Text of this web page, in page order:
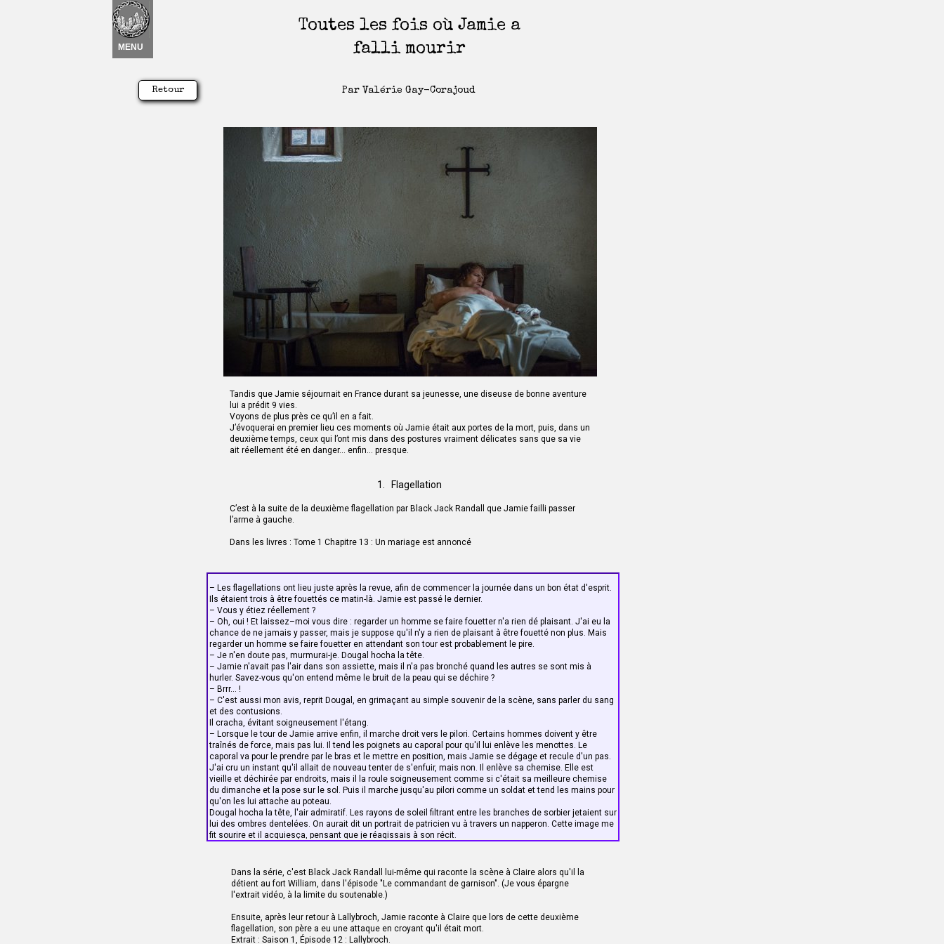
MENU
Nouvel élément
Tandis que Jamie séjournait en France durant sa jeunesse, une diseuse de bonne aventure
lui a prédit 9 vies.
Voyons de plus près ce qu’il en a fait.
J’évoquerai en premier lieu ces moments où Jamie était aux portes de la mort, puis, dans un
deuxième temps, ceux qui l’ont mis dans des postures vraiment délicates sans que sa vie
ait réellement été en danger… enfin… presque.
1. Flagellation
C’est à la suite de la deuxième flagellation par Black Jack Randall que Jamie failli passer
l’arme à gauche.
Dans les livres : Tome 1 Chapitre 13 : Un mariage est annoncé
Retour
Toutes les fois où Jamie a
falli mourir
Par Valérie Gay-Corajoud
Dans la série, c'est Black Jack Randall lui-même qui raconte la scène à Claire alors qu'il la
détient au fort William, dans l'épisode "Le commandant de garnison". (Je vous épargne
l'extrait vidéo, à la limite du soutenable.)
Ensuite, après leur retour à Lallybroch, Jamie raconte à Claire que lors de cette deuxième
flagellation, son père a eu une attaque en croyant qu'il était mort.
Extrait : Saison 1, Épisode 12 : Lallybroch.
– Les flagellations ont lieu juste après la revue, afin de commencer la journée dans un bon état d'esprit.
Ils étaient trois à être fouettés ce matin-là. Jamie est passé le dernier.
– Vous y étiez réellement ?
– Oh, oui ! Et laissez–moi vous dire : regarder un homme se faire fouetter n'a rien dé plaisant. J'ai eu la
chance de ne jamais y passer, mais je suppose qu'il n'y a rien de plaisant à être fouetté non plus. Mais
regarder un homme se faire fouetter en attendant son tour est probablement le pire.
– Je n'en doute pas, murmurai-je. Dougal hocha la tête.
– Jamie n'avait pas l'air dans son assiette, mais il n'a pas bronché quand les autres se sont mis à
hurler. Savez-vous qu'on entend même le bruit de la peau qui se déchire ?
– Brrr... !
– C'est aussi mon avis, reprit Dougal, en grimaçant au simple souvenir de la scène, sans parler du sang
et des contusions.
Il cracha, évitant soigneusement l'étang.
– Lorsque le tour de Jamie arrive enfin, il marche droit vers le pilori. Certains hommes doivent y être
traînés de force, mais pas lui. Il tend les poignets au caporal pour qu'il lui enlève les menottes. Le
caporal va pour le prendre par le bras et le mettre en position, mais Jamie se dégage et recule d'un pas.
J'ai cru un instant qu'il allait de nouveau tenter de s'enfuir, mais non. Il enlève sa chemise. Elle est
vieille et déchirée par endroits, mais il la roule soigneusement comme si c'était sa meilleure chemise
du dimanche et la pose sur le sol. Puis il marche jusqu'au pilori comme un soldat et tend les mains pour
qu'on les lui attache au poteau.
Dougal hocha la tête, l'air admiratif. Les rayons de soleil filtrant entre les branches de sorbier jetaient sur
lui des ombres dentelées. On aurait dit un portrait de patricien vu à travers un napperon. Cette image me
fit sourire et il acquiesça, pensant que je réagissais à son récit.
cette épreuve. Les Écossais sont braves au combat, mais regarder sa peur en face est une autre paire
de manches. Il n'avait que dix–neuf ans.
– Ce devait être horrible à voir, dis-je avec ironie. Je m'étonne que vous n'ayez pas tourné de l'œil.
Il encaissa mon sarcasme avec bonne humeur.
– J'ai bien failli. Le sang a coulé dès le premier coup et le dos du pauvre garçon était violet en moins
d'une minute. Il n'a pas crié, ni demandé grâce, ni même tenté d'esquiver les coups en se tordant d'un
côté ou de l'autre. Il a simplement appuyé son front contre le poteau. Naturellement, il grimaçait à